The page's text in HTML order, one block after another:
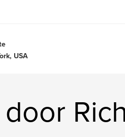
USA